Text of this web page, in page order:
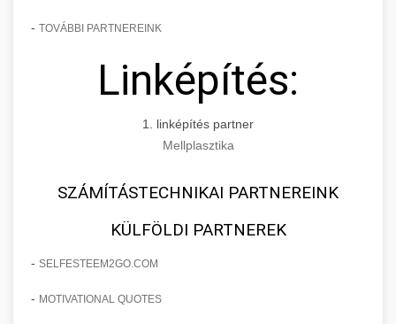
- TOVÁBBI PARTNEREINK
Linképítés:
1. linképítés partner
Mellplasztika
SZÁMÍTÁSTECHNIKAI PARTNEREINK
KÜLFÖLDI PARTNEREK
- SELFESTEEM2GO.COM
- MOTIVATIONAL QUOTES